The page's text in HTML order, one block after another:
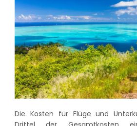
Die Kosten für Flüge und